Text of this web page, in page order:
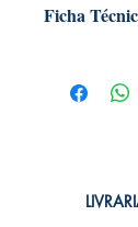
Ficha
Editorial:
Idioma:
Tamaño: